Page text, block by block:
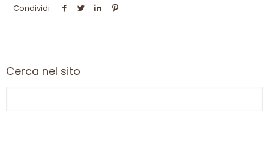
Condividi
Cerca nel sito